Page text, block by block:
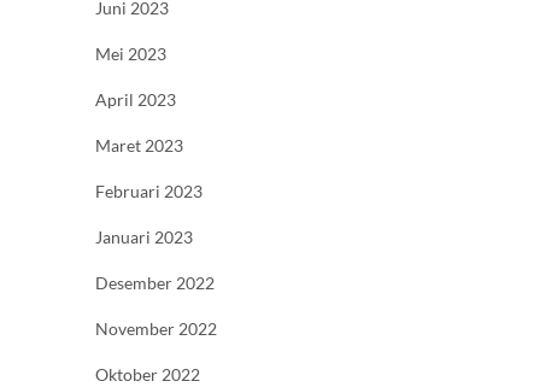
Juni 2023
Mei 2023
April 2023
Maret 2023
Februari 2023
Januari 2023
Desember 2022
November 2022
Oktober 2022